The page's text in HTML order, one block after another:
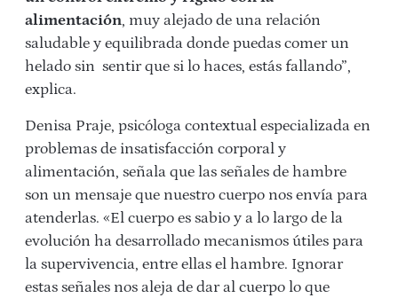
alimentación, muy alejado de una relación
saludable y equilibrada donde puedas comer un
helado sin sentir que si lo haces, estás fallando”,
explica.
Denisa Praje, psicóloga contextual especializada en
problemas de insatisfacción corporal y
alimentación, señala que las señales de hambre
son un mensaje que nuestro cuerpo nos envía para
atenderlas. «El cuerpo es sabio y a lo largo de la
evolución ha desarrollado mecanismos útiles para
la supervivencia, entre ellas el hambre. Ignorar
estas señales nos aleja de dar al cuerpo lo que